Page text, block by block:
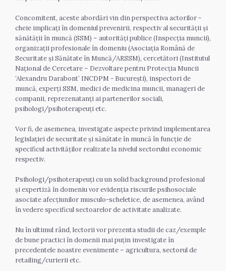
Concomitent, aceste abordări vin din perspectiva actorilor -
cheie implicați în domeniul prevenirii, respectiv al securității și
sănătății în muncă (SSM) – autorități publice (Inspecția muncii),
organizații profesionale în domeniu (Asociația Română de
Securitate și Sănătate în Muncă/ARSSM), cercetători (Institutul
Național de Cercetare – Dezvoltare pentru Protecția Muncii
‘Alexandru Darabont’ INCDPM - București), inspectori de
muncă, experți SSM, medici de medicina muncii, manageri de
companii, reprezenatanți ai partenerilor sociali,
psihologi/psihoterapeuți etc.
Vor fi, de asemenea, investigate aspecte privind implementarea
legislației de securitate și sănătate în muncă în funcție de
specificul activităților realizate la nivelul sectorului economic
respectiv.
Psihologi/psihoterapeuți cu un solid background profesional
și expertiză în domeniu vor evidenția riscurile psihosociale
asociate afecțiunilor musculo-scheletice, de asemenea, având
în vedere specificul sectoarelor de activitate analizate.
Nu în ultimul rând, lectorii vor prezenta studii de caz/exemple
de bune practici în domenii mai puțin investigate în
precedentele noastre evenimente – agricultura, sectorul de
retailing/curierii etc.